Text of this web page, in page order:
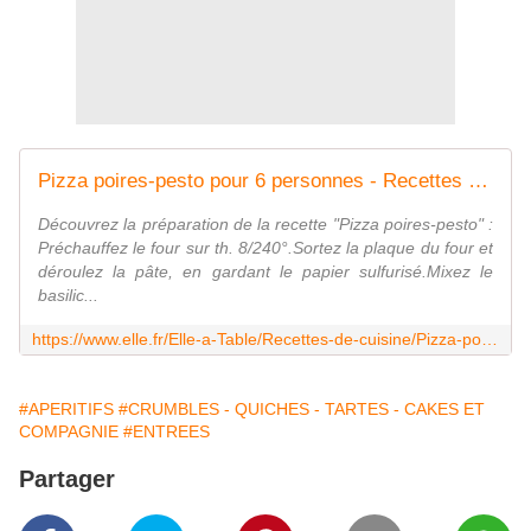
Pizza poires-pesto pour 6 personnes - Recettes Elle à Table
Découvrez la préparation de la recette "Pizza poires-pesto" :
Préchauffez le four sur th. 8/240°.Sortez la plaque du four et
déroulez la pâte, en gardant le papier sulfurisé.Mixez le
basilic...
#APERITIFS #CRUMBLES - QUICHES - TARTES - CAKES ET
COMPAGNIE #ENTREES
Partager